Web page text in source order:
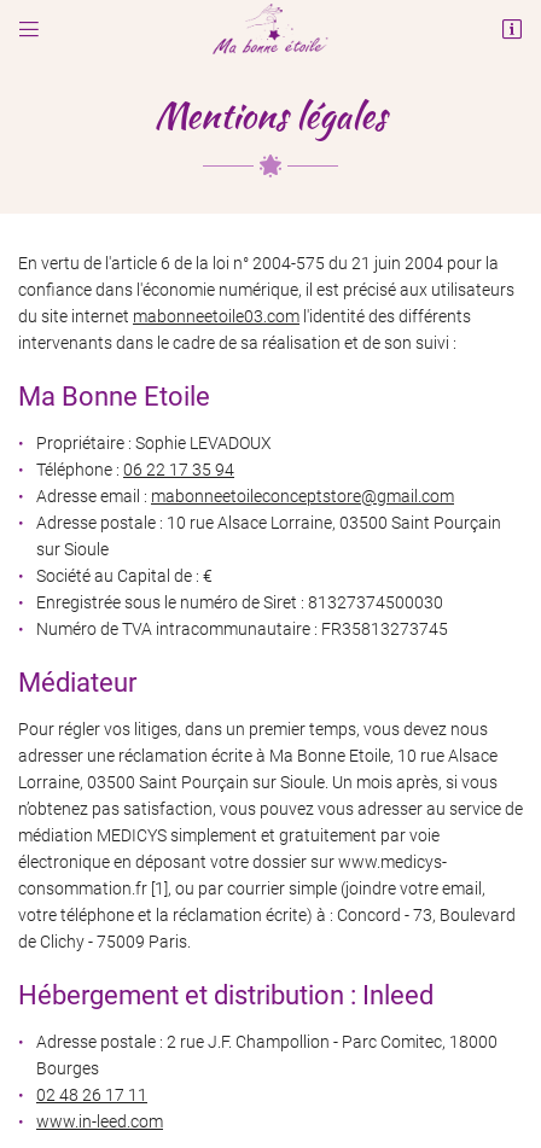
 
l'adresse email indiqué ci-dessus. Vous pouvez vous désinscrire à tout moment en
le formulaire de désinscription
INSCRIPTION
Mentions légales
En vertu de l'article 6 de la loi n° 2004-575 du 21 juin 2004 pour la
confiance dans l'économie numérique, il est précisé aux utilisateurs
du site internet mabonneetoile03.com l'identité des différents
intervenants dans le cadre de sa réalisation et de son suivi :
Ma Bonne Etoile
Propriétaire : Sophie LEVADOUX
Téléphone : 06 22 17 35 94
Adresse email :
Adresse postale : 10 rue Alsace Lorraine, 03500 Saint Pourçain
sur Sioule
Société au Capital de : €
Enregistrée sous le numéro de Siret : 81327374500030
Numéro de TVA intracommunautaire : FR35813273745
Médiateur
Pour régler vos litiges, dans un premier temps, vous devez nous
adresser une réclamation écrite à Ma Bonne Etoile, 10 rue Alsace
Lorraine, 03500 Saint Pourçain sur Sioule. Un mois après, si vous
n’obtenez pas satisfaction, vous pouvez vous adresser au service de
médiation MEDICYS simplement et gratuitement par voie
électronique en déposant votre dossier sur www.medicys-
consommation.fr [1], ou par courrier simple (joindre votre email,
votre téléphone et la réclamation écrite) à : Concord - 73, Boulevard
de Clichy - 75009 Paris.
Hébergement et distribution : Inleed
Adresse postale : 2 rue J.F. Champollion - Parc Comitec, 18000
Bourges
02 48 26 17 11
www.in-leed.com